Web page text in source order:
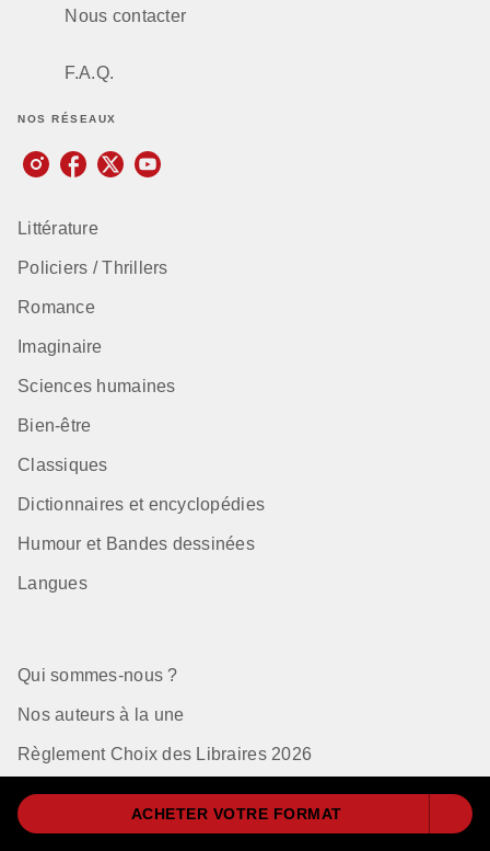
ACHETER VOTRE FORMAT
Nous contacter
F.A.Q.
NOS RÉSEAUX
Littérature
Policiers / Thrillers
Romance
Imaginaire
Sciences humaines
Bien-être
Classiques
Dictionnaires et encyclopédies
Humour et Bandes dessinées
Langues
Qui sommes-nous ?
Nos auteurs à la une
Règlement Choix des Libraires 2026